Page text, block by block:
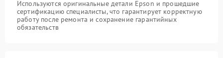
Используются оригинальные детали Epson и прошедшие
сертификацию специалисты, что гарантирует корректную
работу после ремонта и сохранение гарантийных
обязательств